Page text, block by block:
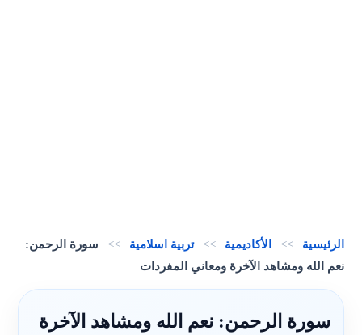
الرئيسية >> الأكاديمية >> تربية اسلامية >>
سورة الرحمن:
نعم الله ومشاهد الآخرة ومعاني المفردات
سورة الرحمن: نعم الله ومشاهد الآخرة